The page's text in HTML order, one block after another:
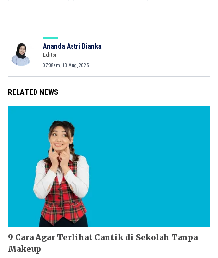
Ananda Astri Dianka
Editor
07:08am, 13 Aug, 2025
RELATED NEWS
9 Cara Agar Terlihat Cantik di Sekolah Tanpa
Makeup